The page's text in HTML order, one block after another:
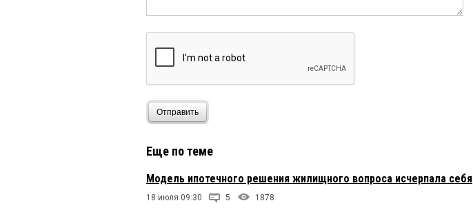
Отправить
Еще по теме
Модель ипотечного решения жилищного вопроса исчерпала себя
18 июля 09:30 5 1878